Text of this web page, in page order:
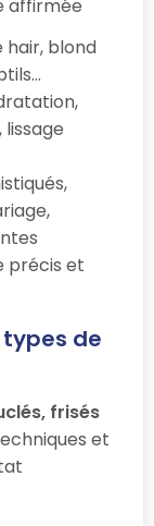
affirmée
hair, blond
précis et
de
frisés
et